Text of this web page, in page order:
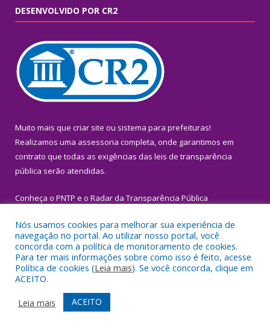
DESENVOLVIDO POR CR2
Muito mais que criar site ou sistema para prefeituras!
Realizamos uma assessoria completa, onde garantimos em
contrato que todas as exigências das leis de transparência
pública serão atendidas.
Conheça o PNTP e o Radar da Transparência Pública
Todos os direitos reservados a Prefeitura Municipal de Igarapé-
Miri.
Mapa do Site
Acessar Área Administrativa
Acessar Webmail
Nós usamos cookies para melhorar sua experiência de
navegação no portal. Ao utilizar nosso portal, você
concorda com a política de monitoramento de cookies.
Para ter mais informações sobre como isso é feito, acesse
Política de cookies (Leia mais). Se você concorda, clique em
ACEITO.
Leia mais
ACEITO